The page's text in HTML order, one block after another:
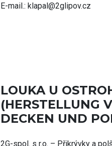
E-mail.: klapal@2glipov.cz
LOUKA U
(HERSTELLUNG
DECKEN UND
2G-spol. s r.o. – Přikrývky a